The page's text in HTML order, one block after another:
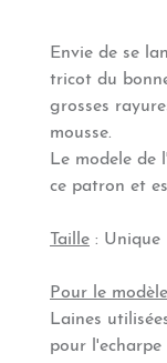
Envie de se
tricot du
grosses
mousse.
Le modele de
ce patron et
Taille : Unique
Pour le
Laines
pour l'echarpe